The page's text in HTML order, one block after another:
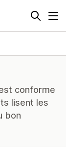
conforme
lisent les
bon